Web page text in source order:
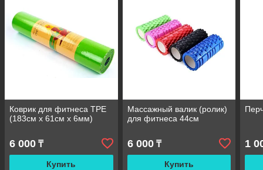
Коврик для фитнеса TPE
(183см х 61см х 6мм)
6 000 ₸
Купить
Массажный валик (ролик)
для фитнеса 44см
6 000₸
Купить
1